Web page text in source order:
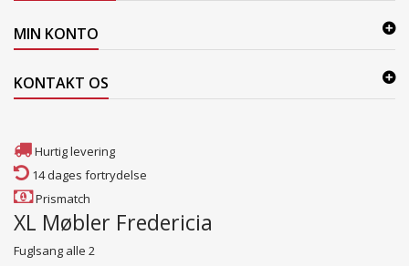
MIN KONTO
KONTAKT OS
Hurtig levering
14 dages fortrydelse
Prismatch
XL Møbler Fredericia
Fuglsang alle 2